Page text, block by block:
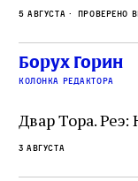
необычайное
отказался
чтобы не
количество
5 августа Проверено
Борух Горин
колонка редактора
Двар Тора. Реэ:
3 августа